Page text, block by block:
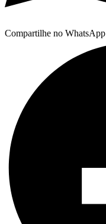
Compartilhe no WhatsApp